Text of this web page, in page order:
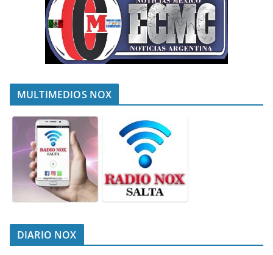
MULTIMEDIOS NOX
DIARIO NOX